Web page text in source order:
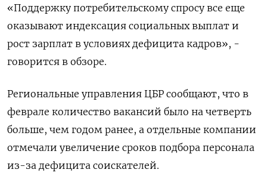
«Поддержку потребительскому спросу все еще
оказывают индексация социальных выплат и
рост зарплат в условиях дефицита кадров», -
говорится в обзоре.
Региональные управления ЦБР сообщают, что в
феврале количество вакансий было на четверть
больше, чем годом ранее, а отдельные компании
отмечали увеличение сроков подбора персонала
из-за дефицита соискателей.